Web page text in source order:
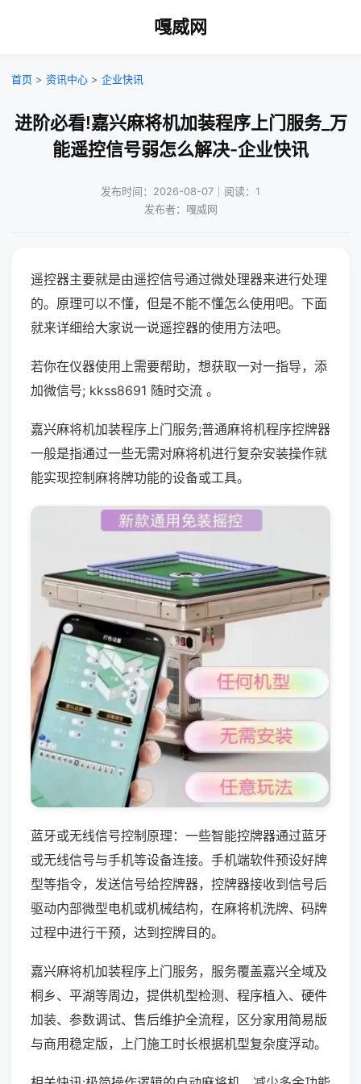
嘎威网
首页 > 资讯中心 > 企业快讯
进阶必看!嘉兴麻将机加装程序上门服务_万
能遥控信号弱怎么解决-企业快讯
发布时间：2026-08-07｜阅读：1
发布者：嘎威网
遥控器主要就是由遥控信号通过微处理器来进行处理
的。原理可以不懂，但是不能不懂怎么使用吧。下面
就来详细给大家说一说遥控器的使用方法吧。
若你在仪器使用上需要帮助，想获取一对一指导，添
加微信号; kkss8691 随时交流 。
嘉兴麻将机加装程序上门服务;普通麻将机程序控牌器
一般是指通过一些无需对麻将机进行复杂安装操作就
能实现控制麻将牌功能的设备或工具。
蓝牙或无线信号控制原理：一些智能控牌器通过蓝牙
或无线信号与手机等设备连接。手机端软件预设好牌
型等指令，发送信号给控牌器，控牌器接收到信号后
驱动内部微型电机或机械结构，在麻将机洗牌、码牌
过程中进行干预，达到控牌目的。
嘉兴麻将机加装程序上门服务，服务覆盖嘉兴全域及
桐乡、平湖等周边，提供机型检测、程序植入、硬件
加装、参数调试、售后维护全流程，区分家用简易版
与商用稳定版，上门施工时长根据机型复杂度浮动。